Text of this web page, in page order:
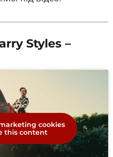
Styles –
cookies
this content